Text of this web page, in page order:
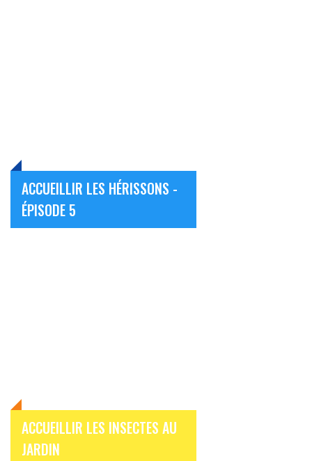
ACCUEILLIR LES HÉRISSONS -
ÉPISODE 5
ACCUEILLIR LES INSECTES AU
JARDIN